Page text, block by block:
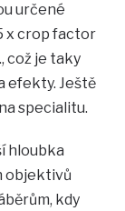
určené
x crop factor
což je taky
efekty. Ještě
specialitu.
hloubka
objektivů
kdy